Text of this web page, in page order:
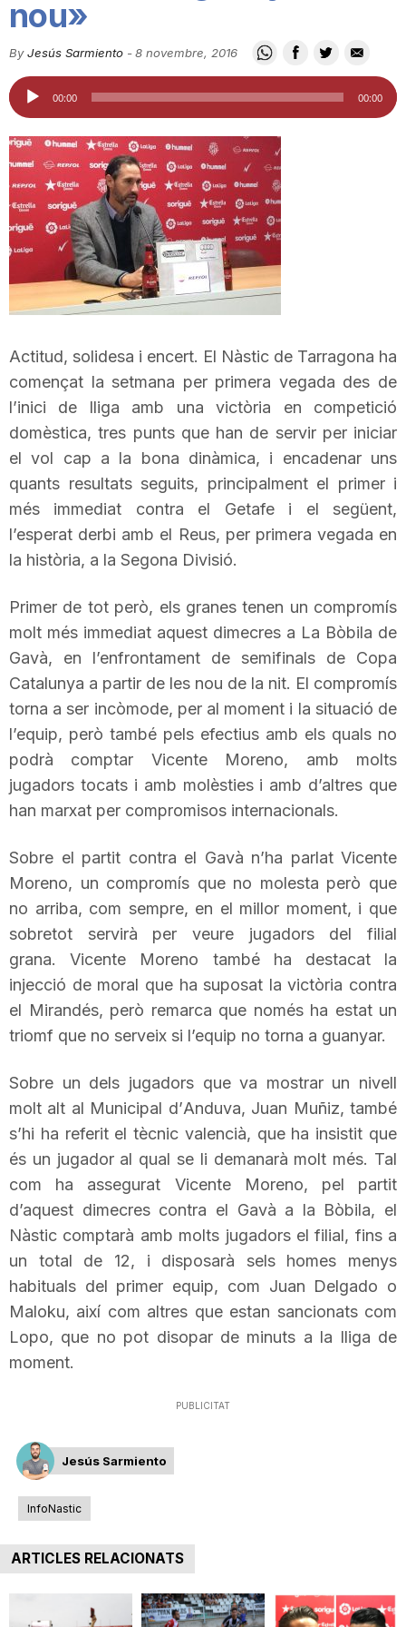
i
u
t
a
t
d
T
a
r
r
a
g
a
nou»
By Jesús Sarmiento -8 novembre, 2016
Reproductor
d'àudio
00:00 00:00
Actitud, solidesa i encert. El Nàstic de Tarragona ha
començat la setmana per primera vegada des de
l’inici de lliga amb una victòria en competició
domèstica, tres punts que han de servir per iniciar
el vol cap a la bona dinàmica, i encadenar uns
quants resultats seguits, principalment el primer i
més immediat contra el Getafe i el següent,
l’esperat derbi amb el Reus, per primera vegada en
la història, a la Segona Divisió.
Primer de tot però, els granes tenen un compromís
molt més immediat aquest dimecres a La Bòbila de
Gavà, en l’enfrontament de semifinals de Copa
Catalunya a partir de les nou de la nit. El compromís
torna a ser incòmode, per al moment i la situació de
l’equip, però també pels efectius amb els quals no
podrà comptar VicenteMoreno, amb molts
jugadors tocats i amb molèsties i amb d’altres que
han marxat per compromisos internacionals.
Sobre el partit contra el Gavà n’ha parlat Vicente
Moreno, un compromís que no molesta però que
no arriba, com sempre, en el millor moment, i que
sobretot servirà per veure jugadors del filial
grana.Vicente Moreno també ha destacat la
injecció de moral que ha suposat la victòria contra
el Mirandés, però remarca que només ha estat un
triomf que no serveix si l’equip no torna a guanyar.
Sobre un dels jugadors que va mostrar un nivell
molt alt al Municipal d’Anduva, Juan Muñiz, també
s’hi ha referit el tècnic valencià, que ha insistit que
és un jugador al qual se li demanarà molt més. Tal
com ha assegurat VicenteMoreno, pel partit
d’aquest dimecres contra el Gavà a la Bòbila, el
Nàstic comptarà amb molts jugadors el filial, fins a
un total de 12, i disposarà selshomes menys
habituals del primer equip, com Juan Delgado o
Maloku, així com altres que estan sancionats com
Lopo, que no pot disoparde minuts a la lliga de
moment.
PUBLICITAT
Jesús Sarmiento
InfoNastic
ARTICLES RELACIONATS